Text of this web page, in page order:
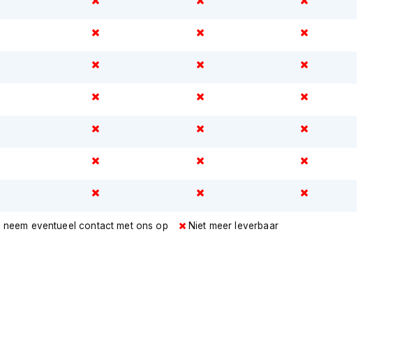
neem eventueel contact met ons op Niet meer leverbaar